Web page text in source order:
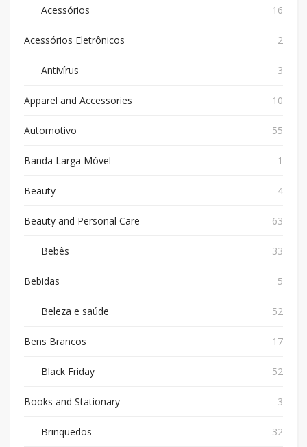
Acessórios 16
Acessórios Eletrônicos 2
Antivírus 3
Apparel and Accessories 10
Automotivo 55
Banda Larga Móvel 1
Beauty 4
Beauty and Personal Care 63
Bebês 33
Bebidas 5
Beleza e saúde 52
Bens Brancos 17
Black Friday 52
Books and Stationary 3
Brinquedos 32